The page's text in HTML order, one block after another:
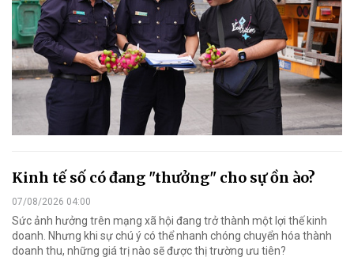
Kinh tế số có đang "thưởng" cho sự ồn ào?
07/08/2026 04:00
Sức ảnh hưởng trên mạng xã hội đang trở thành một lợi thế kinh
doanh. Nhưng khi sự chú ý có thể nhanh chóng chuyển hóa thành
doanh thu, những giá trị nào sẽ được thị trường ưu tiên?